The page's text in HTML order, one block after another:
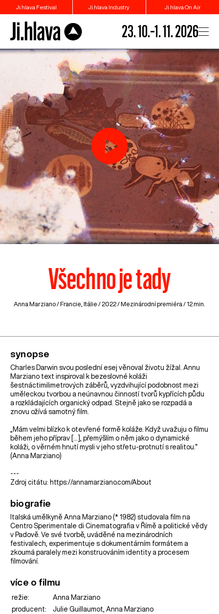
Ji.hlava Festival Ji.hlava Industry Ji.hlava On Air
23. 10.–1. 11. 2026
Všechno je tady
Anna Marziano / Francie Itálie / 2022 / Mezinárodní premiéra / 12 min.
synopse
Charles Darwin svou poslední esej věnoval životu žížal. Annu
Marziano text inspiroval k bezeslovné koláži
šestnáctimilimetrových záběrů, vyzdvihující podobnost mezi
uměleckou tvorbou a neúnavnou činností tvorů kypřících půdu
a rozkládajících organický odpad. Stejně jako se rozpadá a
znovu ožívá samotný film.
„Mám velmi blízko k otevřené formě koláže. Když uvažuju o filmu
během jeho příprav [...], přemýšlím o něm jako o dynamické
koláži, o věrném hnutí mysli v jeho střetu-protnutí s realitou.“
(Anna Marziano)
---
Zdroj citátu: https://annamarziano.com/About
biografie
Italská umělkyně Anna Marziano (* 1982) studovala film na
Centro Sperimentale di Cinematografia v Římě a politické vědy
v Padově. Ve své tvorbě, uváděné na mezinárodních
festivalech, experimentuje s dokumentárním formátem a
zkoumá paralely mezi konstruováním identity a procesem
filmování.
více o filmu
režie:
Anna Marziano
producent:
Julie Guillaumot, Anna Marziano